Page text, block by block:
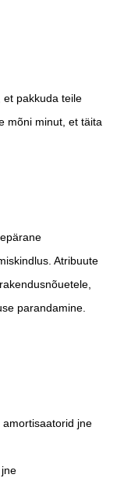
et pakkuda teile
mõni minut, et täita
Atribuute
parandamine.
jne